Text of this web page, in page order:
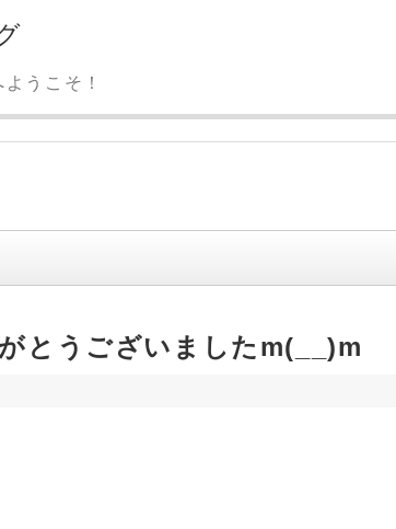
うこそ！
とうございましたm(__)m